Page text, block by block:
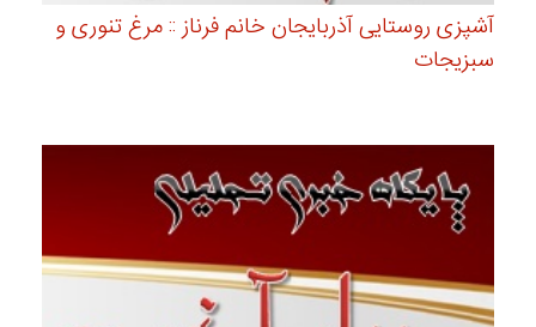
آشپزی روستایی آذربایجان خانم فرناز :: مرغ تنوری و
سبزیجات